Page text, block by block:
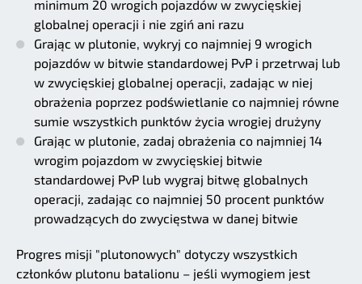
minimum 20 wrogich pojazdów w zwycięskiej
globalnej operacji i nie zgiń ani razu
Grając w plutonie, wykryj co najmniej 9 wrogich
pojazdów w bitwie standardowej PvP i przetrwaj lub
w zwycięskiej globalnej operacji, zadając w niej
obrażenia poprzez podświetlanie co najmniej równe
sumie wszystkich punktów życia wrogiej drużyny
Grając w plutonie, zadaj obrażenia co najmniej 14
wrogim pojazdom w zwycięskiej bitwie
standardowej PvP lub wygraj bitwę globalnych
operacji, zadając co najmniej 50 procent punktów
prowadzących do zwycięstwa w danej bitwie
Progres misji "plutonowych" dotyczy wszystkich
członków plutonu batalionu – jeśli wymogiem jest